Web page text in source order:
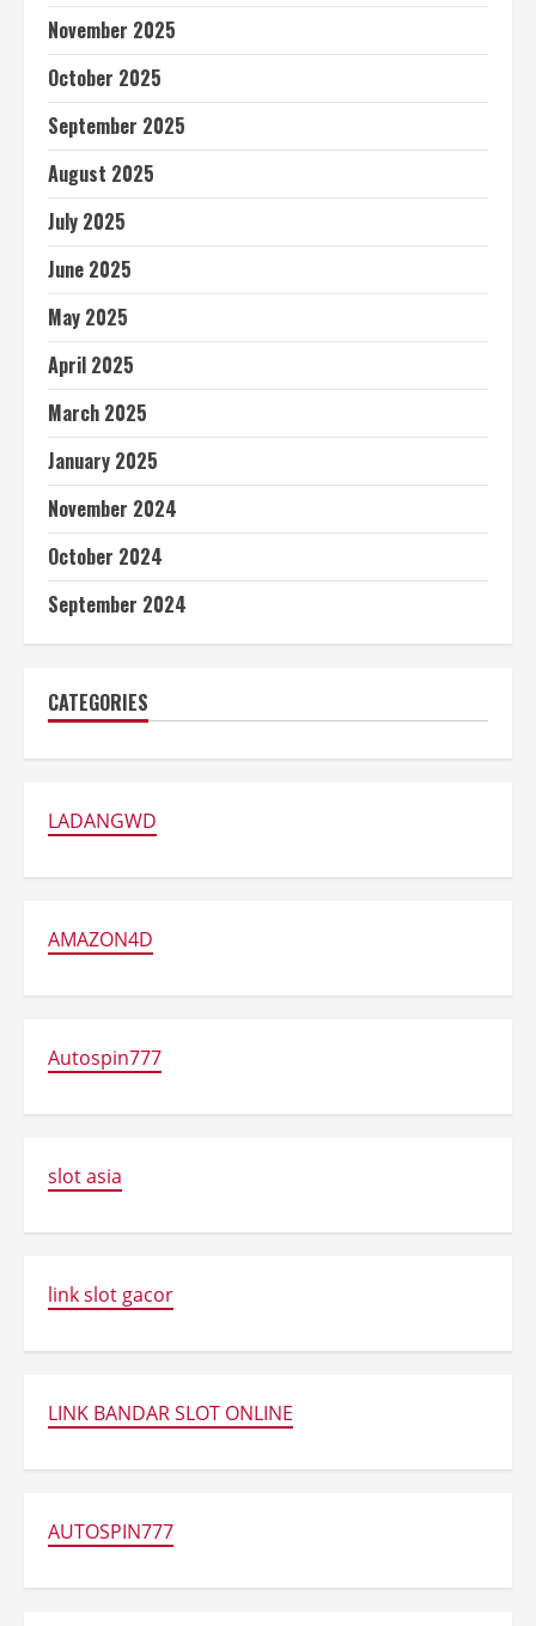
November 2025
October 2025
September 2025
August 2025
July 2025
June 2025
May 2025
April 2025
March 2025
January 2025
November 2024
October 2024
September 2024
CATEGORIES
LADANGWD
AMAZON4D
Autospin777
slot asia
link slot gacor
LINK BANDAR SLOT ONLINE
AUTOSPIN777